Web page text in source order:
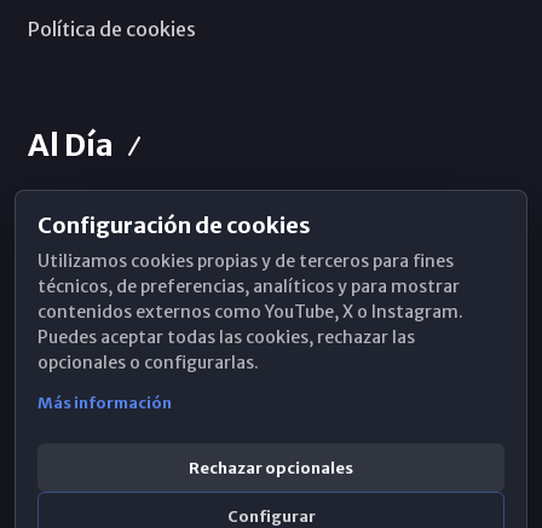
Política de cookies
Al Día
Horarios de Misa
Hemeroteca
WhatsApp
Configuración de cookies
Utilizamos cookies propias y de terceros para fines
técnicos, de preferencias, analíticos y para mostrar
contenidos externos como YouTube, X o Instagram.
Puedes aceptar todas las cookies, rechazar las
opcionales o configurarlas.
Más información
Rechazar opcionales
Configurar